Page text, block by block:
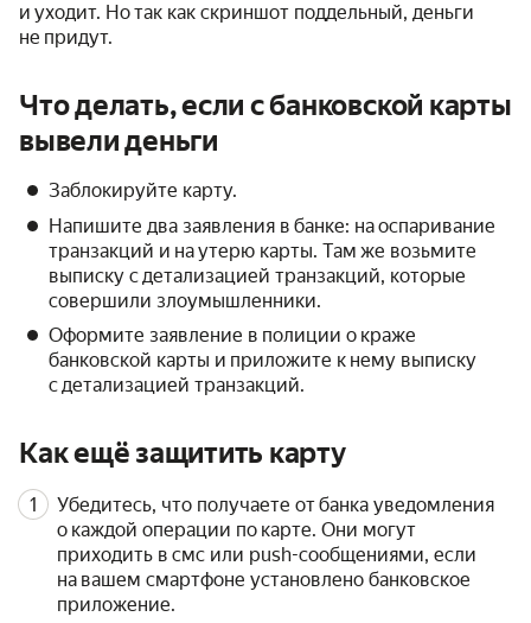
и уходит. Но так как скриншот поддельный, деньги
не придут.
Что делать, если с банковской карты
вывели деньги
Заблокируйте карту.
Напишите два заявления в банке: на оспаривание
транзакций и на утерю карты. Там же возьмите
выписку с детализацией транзакций, которые
совершили злоумышленники.
Оформите заявление в полиции о краже
банковской карты и приложите к нему выписку
с детализацией транзакций.
Как ещё защитить карту
Убедитесь, что получаете от банка уведомления
о каждой операции по карте. Они могут
приходить в смс или push-сообщениями, если
на вашем смартфоне установлено банковское
приложение.